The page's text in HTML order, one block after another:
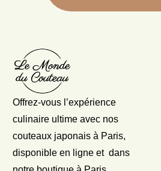
Offrez-vous l’expérience
culinaire ultime avec nos
couteaux japonais à Paris,
disponible en ligne et dans